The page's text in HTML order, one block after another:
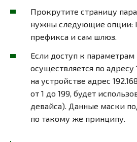
Прокрутите страницу
нужны следующие опции:
префикса и сам шлюз.
Если доступ к
осуществляется по адресу
на устройстве адрес
от 1 до 199, будет
девайса). Данные маски
по такому же принципу.